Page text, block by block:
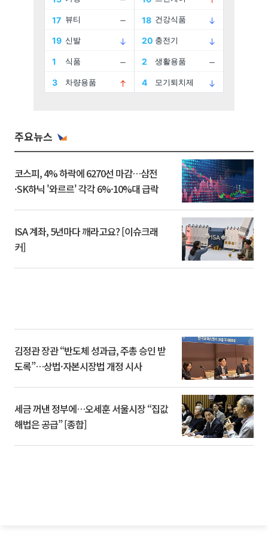
주요뉴스
코스피, 4% 하락에 6270선 마감…삼전
·SK하닉 '와르르' 각각 6%·10%대 급락
ISA 계좌, 5년마다 깨라고요? [이슈크래
커]
김정관 장관 “반도체 성과급, 주총 승인 받
도록”…상법·자본시장법 개정 시사
세금 꺼낸 정부에…오세훈 서울시장 “집값
해법은 공급” [종합]